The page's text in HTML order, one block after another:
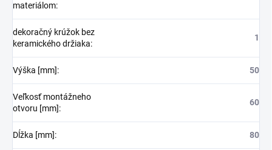
materiálom:
dekoračný krúžok bez
keramického držiaka:
1
Výška [mm]: 50
Veľkosť montážneho
otvoru [mm]:
60
Dĺžka [mm]: 80